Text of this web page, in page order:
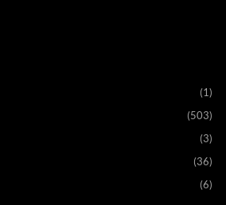
(1)
(503)
(3)
(36)
(6)